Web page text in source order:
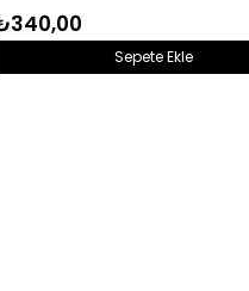
Sepete Ekle